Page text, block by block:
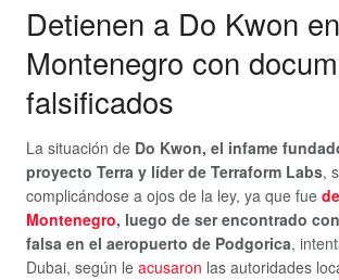
Detienen a Do Kwon en
Montenegro con
falsificados
La situación de Do Kwon, el infame
proyecto Terra y líder de Terraform Labs,
complicándose a ojos de la ley, ya que fue
Montenegro, luego de ser encontrado
falsa en el aeropuerto de Podgorica,
Dubai, según le acusaron las autoridades